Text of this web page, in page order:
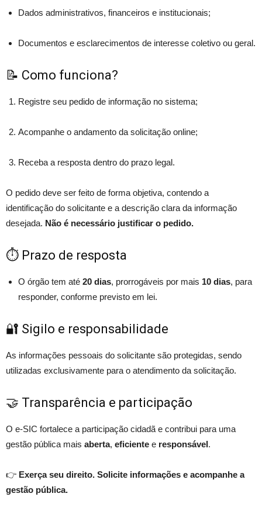
Dados administrativos, financeiros e institucionais;
Documentos e esclarecimentos de interesse coletivo ou geral.
📝 Como funciona?
Registre seu pedido de informação no sistema;
Acompanhe o andamento da solicitação online;
Receba a resposta dentro do prazo legal.
O pedido deve ser feito de forma objetiva, contendo a
identificação do solicitante e a descrição clara da informação
desejada. Não é necessário justificar o pedido.
⏱️ Prazo de resposta
O órgão tem até 20 dias, prorrogáveis por mais 10 dias, para
responder, conforme previsto em lei.
🔐 Sigilo e responsabilidade
As informações pessoais do solicitante são protegidas, sendo
utilizadas exclusivamente para o atendimento da solicitação.
🤝 Transparência e participação
O e-SIC fortalece a participação cidadã e contribui para uma
gestão pública mais aberta, eficiente e responsável.
👉 Exerça seu direito. Solicite informações e acompanhe a
gestão pública.